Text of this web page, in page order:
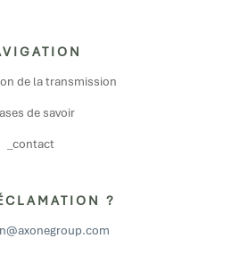
de la transmission
de savoir
_contact
?